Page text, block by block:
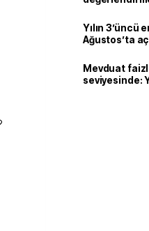
Yılın 3’üncü
Ağustos’ta
Mevduat
seviyesinde: